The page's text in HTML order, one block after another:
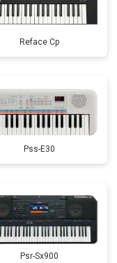
Reface Cp
Pss-E30
Psr-Sx900